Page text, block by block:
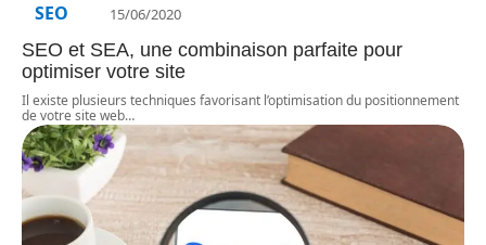
SEO 15/06/2020
SEO et SEA, une combinaison parfaite pour
optimiser votre site
Il existe plusieurs techniques favorisant l’optimisation du positionnement
de votre site web…